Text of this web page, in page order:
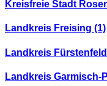
Kreisfreie Stadt
Landkreis Freising (1)
Landkreis
Landkreis Garmisch-